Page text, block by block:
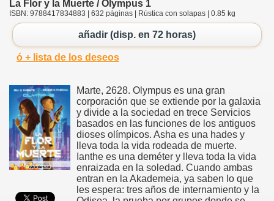
La Flor y la Muerte / Olympus 1
ISBN: 9788417834883 | 632 páginas | Rústica con solapas | 0.85 kg
añadir (disp. en 72 horas)
ó + lista de los deseos
Marte, 2628. Olympus es una gran
corporación que se extiende por la galaxia
y divide a la sociedad en trece Servicios
basados en las funciones de los antiguos
dioses olímpicos. Asha es una hades y
lleva toda la vida rodeada de muerte.
Ianthe es una deméter y lleva toda la vida
enraizada en la soledad. Cuando ambas
entran en la Akademeia, ya saben lo que
les espera: tres años de internamiento y la